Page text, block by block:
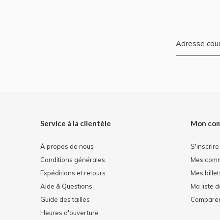
Service à la clientèle
À propos de nous
Conditions générales
Expéditions et retours
Aide & Questions
Guide des tailles
Heures d'ouverture
Mon
S'inscrire
Mes
Mes
Ma liste